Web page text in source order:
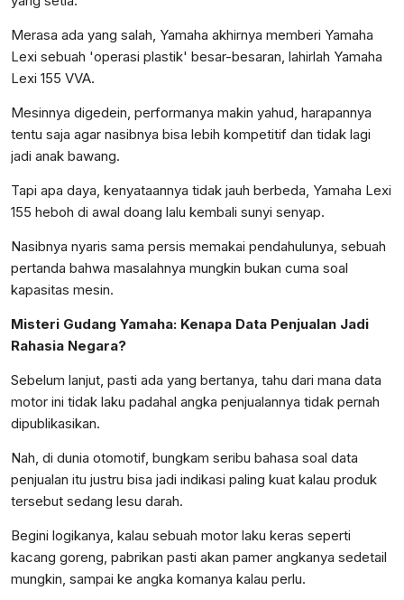
Merasa ada yang salah, Yamaha akhirnya memberi Yamaha
Lexi sebuah 'operasi plastik' besar-besaran, lahirlah Yamaha
Lexi 155 VVA.
Mesinnya digedein, performanya makin yahud, harapannya
tentu saja agar nasibnya bisa lebih kompetitif dan tidak lagi
jadi anak bawang.
Tapi apa daya, kenyataannya tidak jauh berbeda, Yamaha Lexi
155 heboh di awal doang lalu kembali sunyi senyap.
Nasibnya nyaris sama persis memakai pendahulunya, sebuah
pertanda bahwa masalahnya mungkin bukan cuma soal
kapasitas mesin.
Misteri Gudang Yamaha: Kenapa Data Penjualan Jadi
Rahasia Negara?
Sebelum lanjut, pasti ada yang bertanya, tahu dari mana data
motor ini tidak laku padahal angka penjualannya tidak pernah
dipublikasikan.
Nah, di dunia otomotif, bungkam seribu bahasa soal data
penjualan itu justru bisa jadi indikasi paling kuat kalau produk
tersebut sedang lesu darah.
Begini logikanya, kalau sebuah motor laku keras seperti
kacang goreng, pabrikan pasti akan pamer angkanya sedetail
mungkin, sampai ke angka komanya kalau perlu.